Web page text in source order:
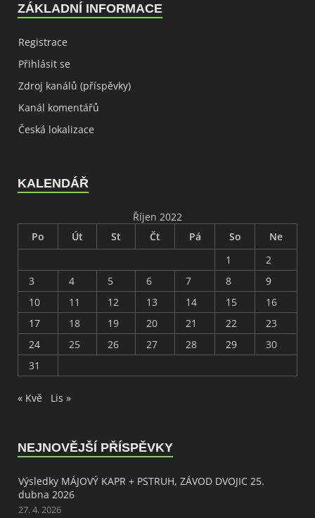
ZÁKLADNÍ INFORMACE
Registrace
Přihlásit se
Zdroj kanálů (příspěvky)
Kanál komentářů
Česká lokalizace
KALENDÁŘ
Říjen 2022
Po
Út St Čt Pá So
Ne
1
2
3
4 5 6 7 8
9
10
11 12 13 14 15
16
17
18 19 20 21 22
23
24
25 26 27 28 29
30
31
« Kvě Lis »
NEJNOVĚJŠÍ PŘÍSPĚVKY
Výsledky MÁJOVÝ KAPR + PSTRUH, ZÁVOD DVOJIC 25.
dubna 2026
27. 4. 2026